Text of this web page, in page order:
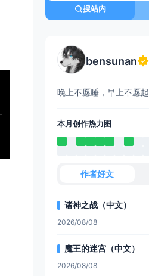
搜站内
bensunan
晚上不愿睡，早上不愿起
本月创作热力图
作者好文
诸神之战（中文）
2026/08/08
魔王的迷宫（中文）
2026/08/08